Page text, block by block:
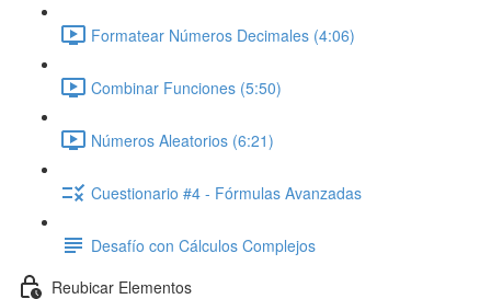
Formatear Números Decimales (4:06)
Combinar Funciones (5:50)
Números Aleatorios (6:21)
Cuestionario #4 - Fórmulas Avanzadas
Desafío con Cálculos Complejos
Reubicar Elementos